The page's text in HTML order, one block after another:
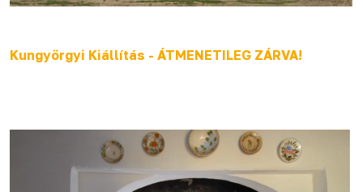
Kungyörgyi Kiállítás - ÁTMENETILEG ZÁRVA!